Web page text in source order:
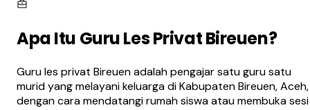
Apa Itu Guru Les Privat Bireuen?
Guru les privat Bireuen adalah pengajar satu guru satu
murid yang melayani keluarga di Kabupaten Bireuen, Aceh,
dengan cara mendatangi rumah siswa atau membuka sesi